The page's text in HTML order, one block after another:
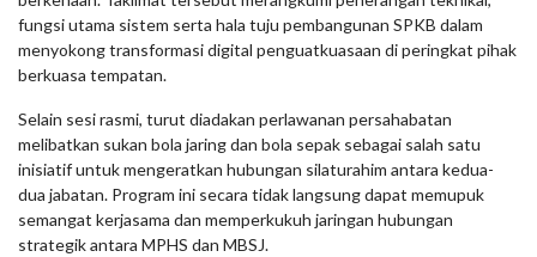
fungsi utama sistem serta hala tuju pembangunan SPKB dalam
menyokong transformasi digital penguatkuasaan di peringkat pihak
berkuasa tempatan.
Selain sesi rasmi, turut diadakan perlawanan persahabatan
melibatkan sukan bola jaring dan bola sepak sebagai salah satu
inisiatif untuk mengeratkan hubungan silaturahim antara kedua-
dua jabatan. Program ini secara tidak langsung dapat memupuk
semangat kerjasama dan memperkukuh jaringan hubungan
strategik antara MPHS dan MBSJ.